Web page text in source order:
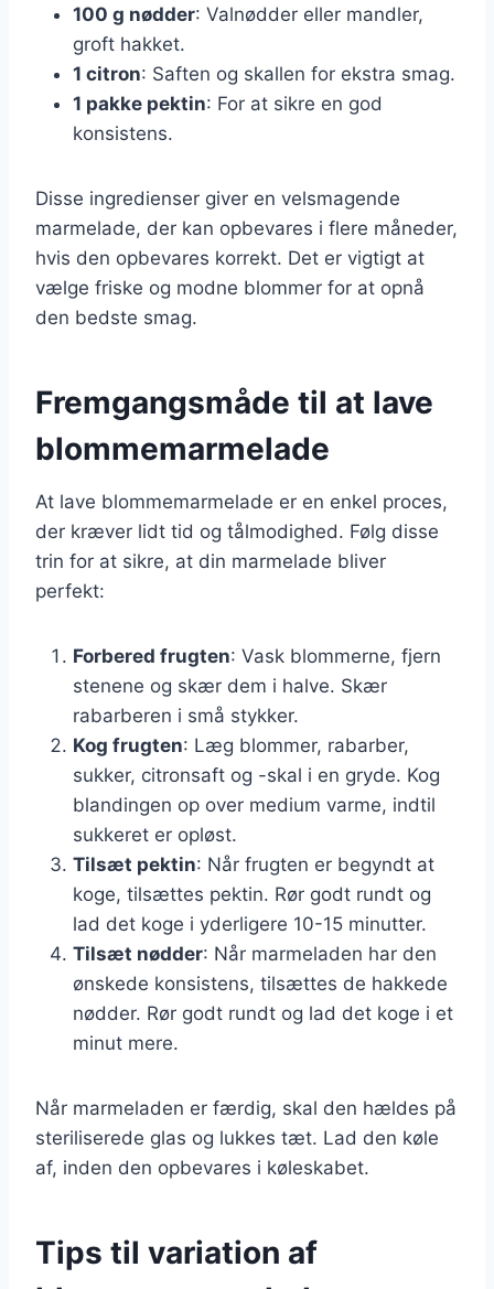
100 g nødder: Valnødder eller mandler,
groft hakket.
1 citron: Saften og skallen for ekstra smag.
1 pakke pektin: For at sikre en god
konsistens.
Disse ingredienser giver en velsmagende
marmelade, der kan opbevares i flere måneder,
hvis den opbevares korrekt. Det er vigtigt at
vælge friske og modne blommer for at opnå
den bedste smag.
Fremgangsmåde til at lave
blommemarmelade
At lave blommemarmelade er en enkel proces,
der kræver lidt tid og tålmodighed. Følg disse
trin for at sikre, at din marmelade bliver
perfekt:
Forbered frugten: Vask blommerne, fjern
stenene og skær dem i halve. Skær
rabarberen i små stykker.
Kog frugten: Læg blommer, rabarber,
sukker, citronsaft og -skal i en gryde. Kog
blandingen op over medium varme, indtil
sukkeret er opløst.
Tilsæt pektin: Når frugten er begyndt at
koge, tilsættes pektin. Rør godt rundt og
lad det koge i yderligere 10-15 minutter.
Tilsæt nødder: Når marmeladen har den
ønskede konsistens, tilsættes de hakkede
nødder. Rør godt rundt og lad det koge i et
minut mere.
Når marmeladen er færdig, skal den hældes på
steriliserede glas og lukkes tæt. Lad den køle
af, inden den opbevares i køleskabet.
Tips til variation af